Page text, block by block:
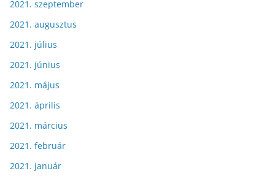
2021. szeptember
2021. augusztus
2021. július
2021. június
2021. május
2021. április
2021. március
2021. február
2021. január